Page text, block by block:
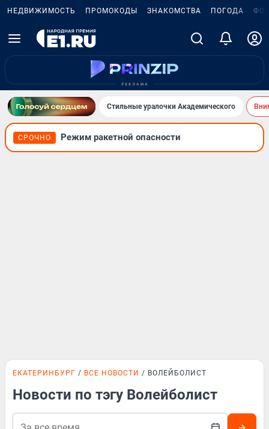
НЕДВИЖИМОСТЬ ПРОМОКОДЫ ЗНАКОМСТВА ПОГОДА
Стильные уралочки Академического
СРОЧНО Режим ракетной опасности
ЕКАТЕРИНБУРГ ВСЕ НОВОСТИ ВОЛЕЙБОЛИСТ
Новости по тэгу Волейболист